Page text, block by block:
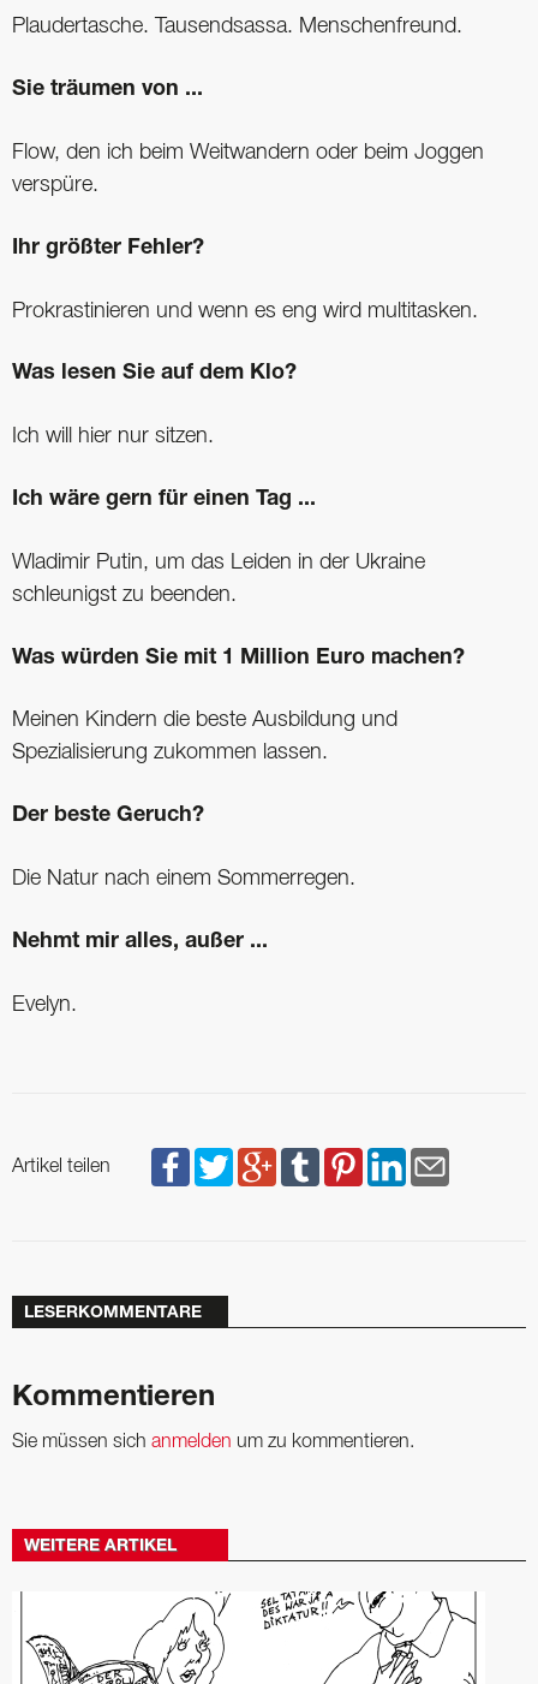
Plaudertasche. Tausendsassa. Menschenfreund.
Sie träumen von ...
Flow, den ich beim Weitwandern oder beim Joggen
verspüre.
Ihr größter Fehler?
Prokrastinieren und wenn es eng wird multitasken.
Was lesen Sie auf dem Klo?
Ich will hier nur sitzen.
Ich wäre gern für einen Tag ...
Wladimir Putin, um das Leiden in der Ukraine
schleunigst zu beenden.
Was würden Sie mit 1 Million Euro machen?
Meinen Kindern die beste Ausbildung und
Spezialisierung zukommen lassen.
Der beste Geruch?
Die Natur nach einem Sommerregen.
Nehmt mir alles, außer ...
Evelyn.
Artikel teilen
LESERKOMMENTARE
Kommentieren
Sie müssen sich anmelden um zu kommentieren.
WEITERE ARTIKEL